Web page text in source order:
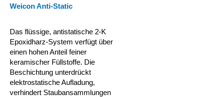
Weicon Anti-Static
Das flüssige, antistatische 2-K
Epoxidharz-System verfügt über
einen hohen Anteil feiner
keramischer Füllstoffe. Die
Beschichtung unterdrückt
elektrostatische Aufladung,
verhindert Staubansammlungen